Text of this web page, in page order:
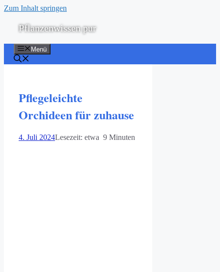
Zum Inhalt springen
Pflanzenwissen pur
Menü
Pflegeleichte
Orchideen für zuhause
4. Juli 2024Lesezeit: etwa 9 Minuten